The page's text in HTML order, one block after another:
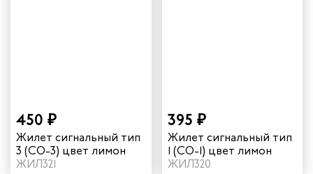
450 ₽
Жилет сигнальный тип
3 (СО-3) цвет лимон
ЖИЛ321
395 ₽
Жилет сигнальный тип
1 (СО-1) цвет лимон
ЖИЛ320